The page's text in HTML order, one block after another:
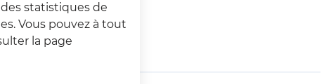
statistiques de
Vous pouvez à tout
la page